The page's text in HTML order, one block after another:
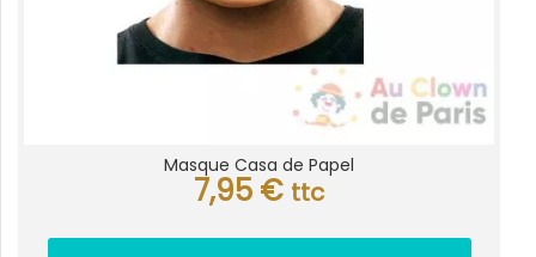
Masque Casa de Papel
7,95 € ttc